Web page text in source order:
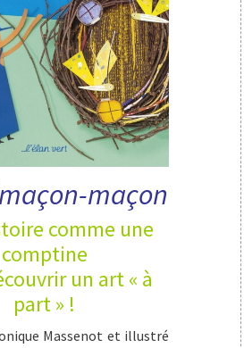
maçon
comme une
comptine
un art « à
part » !
Massenot et illustré